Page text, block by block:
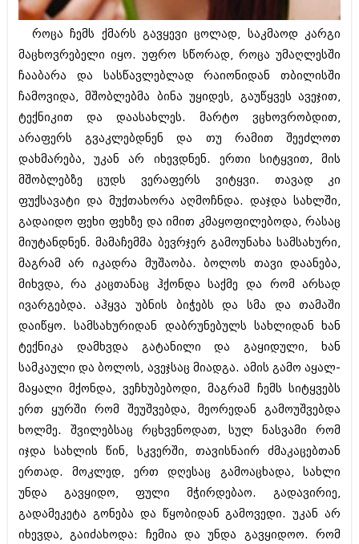
კულინარია
ავტორჩევები
ბელადები
ბიზნესსიახლეები
გვარები
თემიდას სასწორი
იუმორი
კალეიდოსკოპი
ჰოროსკოპი და შეუცნობელი
კრიმინალი
რომანი და დეტექტივი
სახალისო ამბები
შოუბიზნესი
დაიჯესტი
ქალი და მამაკაცი
ისტორია
სხვადასხვა
ანონსი
ბიზნესსიახლეები
გვარები
თემიდას სასწორი
იუმორი
კალეიდოსკოპი
ჰოროსკოპი და შეუცნობელი
კრიმინალი
რომანი და დეტექტივი
სახალისო ამბები
შოუბიზნესი
დაიჯესტი
ქალი და მამაკაცი
ისტორია
სხვადასხვა
ანონსი
ნოემბერი 2020 (103)
ოქტომბერი 2020 (209)
როცა ჩემს ქმარს გავყევი ცოლად, საკმაოდ კარგი
მაცხოვრებელი იყო. უფრო სწორად, როცა უმაღლესში
ჩააბარა და სასწავლებლად რაიონიდან თბილისში
ჩამოვიდა, მშობლებმა ბინა უყიდეს, გაუწყვეს ავეჯით,
ტექნიკით და დაასახლეს. მარტო ვცხოვრობდით,
არაფერს გვაკლებდნენ და თუ რამით შეეძლოთ
დახმარება, უკან არ იხევდნენ. ერთი სიტყვით, მის
მშობლებზე ცუდს ვერაფერს ვიტყვი. თავად კი
ფუქსავატი და მუქთახორა აღმოჩნდა. დაჯდა სახლში,
გადაიდო ფეხი ფეხზე და იმით კმაყოფილებოდა, რასაც
მიუტანდნენ. მამაჩემმა ბევრჯერ გამოუნახა სამსახური,
მაგრამ არ იკადრა მუშაობა. ბოლოს თავი დაანება,
მიხვდა, რა კაცთანაც ჰქონდა საქმე და რომ არსად
ივარგებდა. აჰყვა უბნის ბიჭებს და სმა და თამაში
დაიწყო. სამსახურიდან დაბრუნებულს სახლიდან ხან
ტექნიკა დამხვდა გატანილი და გაყიდული, ხან
სამკაული და ბოლოს, ავეჯსაც მიადგა. ამის გამო აყალ-
მაყალი მქონდა, ვეჩხუბებოდი, მაგრამ ჩემს სიტყვებს
ერთ ყურში რომ შეუშვებდა, მეორედან გამოუშვებდა
ხოლმე. შვილებსაც რცხვენოდათ, სულ ნასვამი რომ
იჯდა სახლის წინ, სკვერში, თავისნაირ ძმაკაცებთან
ერთად. მოკლედ, ერთ დღესაც გამოაცხადა, სახლი
უნდა გავყიდო, ფული მჭირდებაო. გადავირიე,
გადამეკეტა გონება და წყობიდან გამოვედი. უკან არ
იხევდა, გაიძახოდა: ჩემია და უნდა გავყიდოო. რომ